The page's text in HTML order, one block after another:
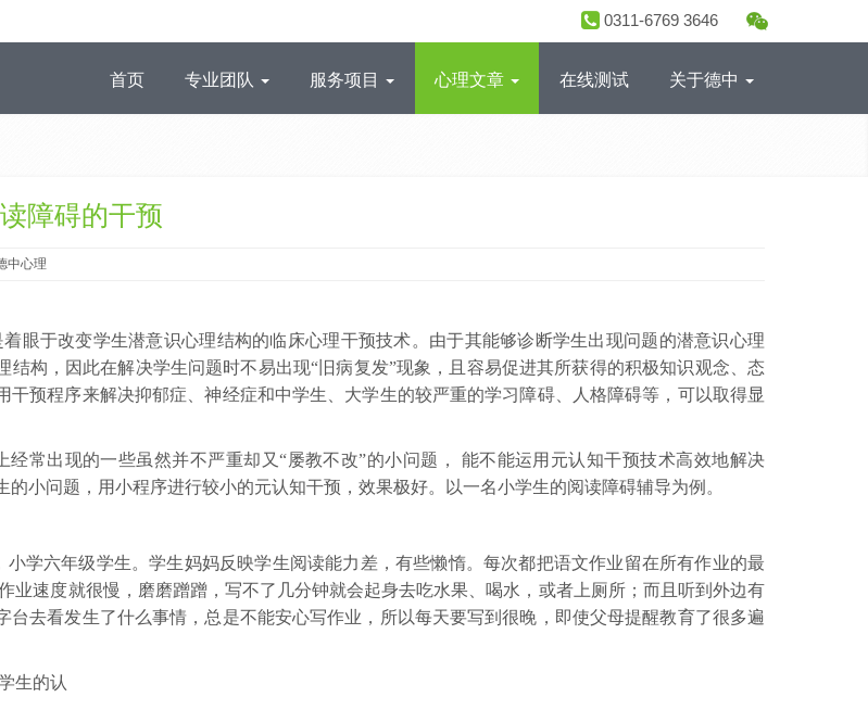
0311-6769 3646
首页 专业团队 服务项目 心理文章 在线测试 关于德中
障碍的干预
中心理
眼于改变学生潜意识心理结构的临床心理干预技术。由于其能够诊断学生出现问题的潜意识心理
结构，因此在解决学生问题时不易出现“旧病复发”现象，且容易促进其所获得的积极知识观念、态
干预程序来解决抑郁症、神经症和中学生、大学生的较严重的学习障碍、人格障碍等，可以取得显
经常出现的一些虽然并不严重却又“屡教不改”的小问题， 能不能运用元认知干预技术高效地解决
的小问题，用小程序进行较小的元认知干预，效果极好。以一名小学生的阅读障碍辅导为例。
小学六年级学生。学生妈妈反映学生阅读能力差，有些懒惰。每次都把语文作业留在所有作业的最
业速度就很慢，磨磨蹭蹭，写不了几分钟就会起身去吃水果、喝水，或者上厕所；而且听到外边有
台去看发生了什么事情，总是不能安心写作业，所以每天要写到很晚，即使父母提醒教育了很多遍
生的认